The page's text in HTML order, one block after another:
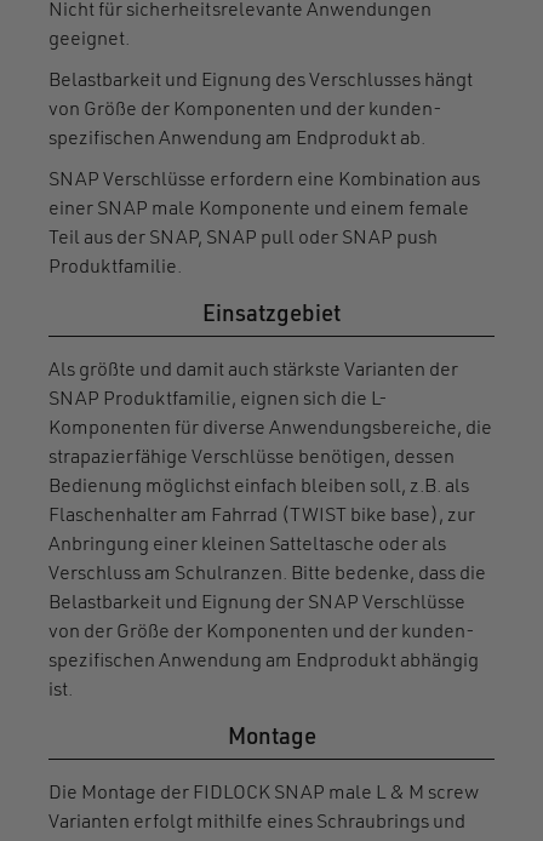
Nicht für sicherheitsrelevante Anwendungen
geeignet.
Belastbarkeit und Eignung des Verschlusses hängt
von Größe der Komponenten und der kunden-
spezifischen Anwendung am Endprodukt ab.
SNAP Verschlüsse erfordern eine Kombination aus
einer SNAP male Komponente und einem female
Teil aus der SNAP, SNAP pull oder SNAP push
Produktfamilie.
Einsatzgebiet
Als größte und damit auch stärkste Varianten der
SNAP Produktfamilie, eignen sich die L-
Komponenten für diverse Anwendungsbereiche, die
strapazierfähige Verschlüsse benötigen, dessen
Bedienung möglichst einfach bleiben soll, z.B. als
Flaschenhalter am Fahrrad (TWIST bike base), zur
Anbringung einer kleinen Satteltasche oder als
Verschluss am Schulranzen. Bitte bedenke, dass die
Belastbarkeit und Eignung der SNAP Verschlüsse
von der Größe der Komponenten und der kunden-
spezifischen Anwendung am Endprodukt abhängig
ist.
Montage
Die Montage der FIDLOCK SNAP male L & M screw
Varianten erfolgt mithilfe eines Schraubrings und